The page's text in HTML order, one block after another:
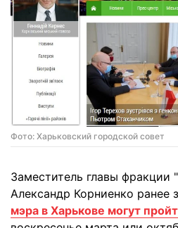
Фото: Харьковский городской совет
Заместитель главы фракции
Александр Корниенко ранее
мэра в Харькове могут